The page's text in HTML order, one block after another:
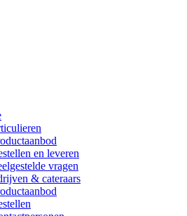
en leveren
vragen
& cateraars